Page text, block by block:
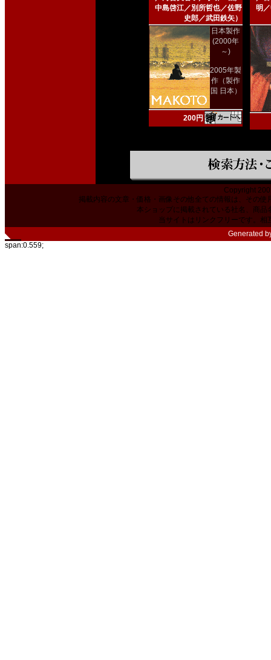
中島啓江／別所哲也／佐野
史郎／武田鉄矢）
日本製作
(2000年
～)
2005年製
作（製作
国 日本）
200円
明
Copyright
掲載内容の文章・価格・画像その他全ての情報は、その
本ショップに掲載されている社名、商
当サイトはリンクフリーです。相
Generated
span:0.559;